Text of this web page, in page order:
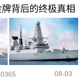
背后的终极真相
08-03